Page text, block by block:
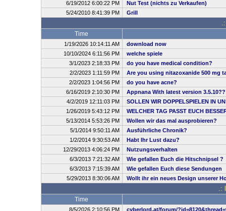
6/19/2012 6:00:22 PM
Nut Test (nichts zu Verkaufen)
5/24/2010 8:41:39 PM
Grill
Time
1/19/2026 10:14:11 AM
download now
10/10/2024 6:11:56 PM
welche spiele
3/1/2023 2:18:33 PM
do you have medical condition?
2/2/2023 1:11:59 PM
Are you using nitazoxanide 500 mg
2/2/2023 1:04:56 PM
do you have acne?
6/16/2019 2:10:30 PM
Appnana With latest version 3.5.10??
4/2/2019 12:11:03 PM
SOLLEN WIR DOPPELSPIELEN IN
1/26/2019 5:43:12 PM
WELCHER TAG PASST EUCH
5/13/2014 5:53:26 PM
Wollen wir das mal ausprobieren?
5/1/2014 9:50:11 AM
Ausführliche Chronik?
1/2/2014 9:30:53 AM
Habt Ihr Lust dazu?
12/29/2013 4:06:24 PM
Nutzungsverhalten
6/3/2013 7:21:32 AM
Wie gefallen Euch die Hitschnipsel ?
6/3/2013 7:15:39 AM
Wie gefallen Euch diese Sendungen
5/29/2013 8:30:06 AM
Wollt ihr ein neues Design unserer
.:
Time
8/5/2026 2:10:56 PM
cyberlord.at/forum/